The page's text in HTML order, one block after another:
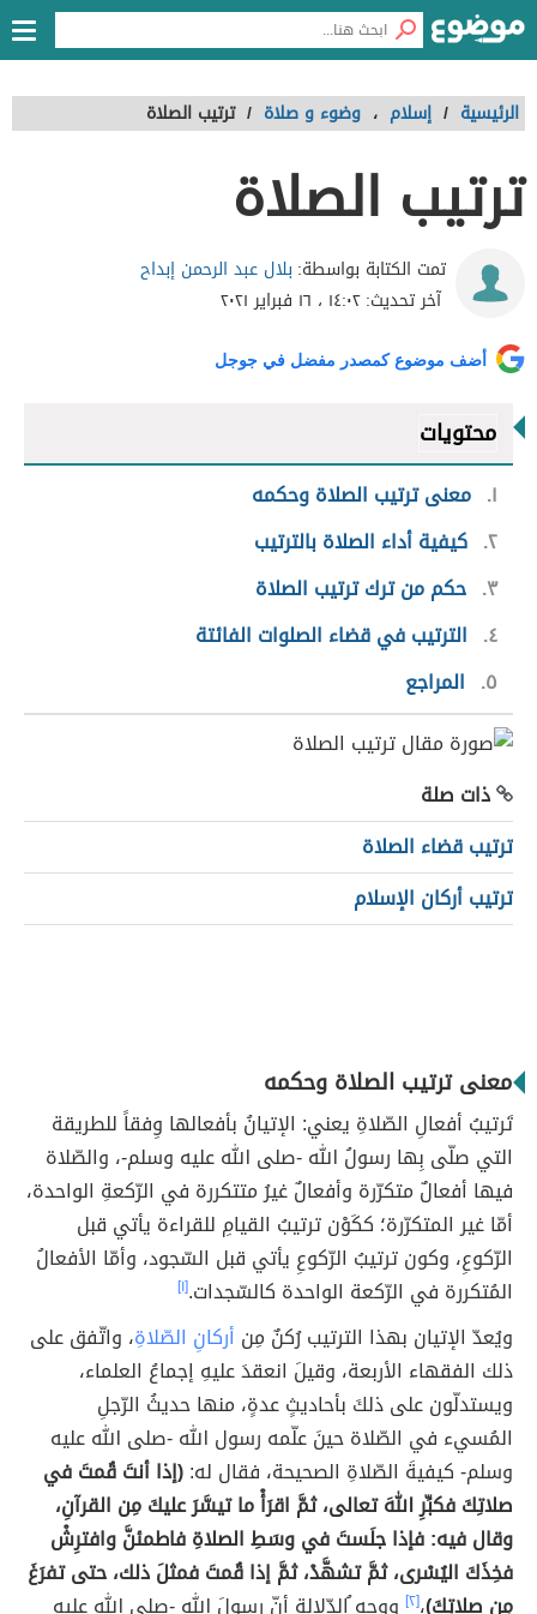
الرئيسية / إسلام ، وضوء و صلاة / ترتيب الصلاة
ترتيب الصلاة
تمت الكتابة بواسطة: بلال عبد الرحمن إبداح
آخر تحديث:١٤:٠٢ ، ١٦ فبراير ٢٠٢١
أضف موضوع كمصدر مفضل في جوجل
محتويات
١ معنى ترتيب الصلاة وحكمه
٢ كيفية أداء الصلاة بالترتيب
٣ حكم من ترك ترتيب الصلاة
٤
الترتيب في قضاء الصلوات الفائتة
٥
المراجع
ذات صلة
ترتيب قضاء الصلاة
ترتيب أركان الإسلام
معنى ترتيب الصلاة وحكمه
تَرتيبُ أفعالِ الصّلاةِ يعني: الإتيانُ بأفعالها وِفقاً للطريقة
التي صلّى بِها رسولُ الله -صلى الله عليه وسلم-، والصّلاة
فيها أفعالٌ متكرّرة وأفعالٌ غيرُ متتكررة في الرّكعةِ الواحدة،
أمّا غير المتكرّرة؛ ككَوْن ترتيبُ القيامِ للقراءة يأتي قبل
الرّكوعِ، وكون ترتيبُ الرّكوعِ يأتي قبل السّجود، وأمّا الأفعالُ
المُتكررة في الرّكعة الواحدة كالسّجدات.[١]
ويُعدّ الإتيان بهذا الترتيب رُكنٌ مِن أركانِ الصّلاةِ، واتّفق على
ذلك الفقهاء الأربعة، وقيلَ انعقدَ عليهِ إجماعُ العلماء،
ويستدلّون على ذلكَ بأحاديثٍ عدةٍ، منها حديثُ الرّجلِ
المُسيء في الصّلاة حينَ علّمه رسول الله -صلى الله عليه
وسلم- كيفيةَ الصّلاةِ الصحيحة، فقال له:(إذا أنتَ قُمتَ في
صلاتِكَ فكبِّرِ اللهَ تعالى، ثمَّ اقرَأْ ما تيسَّرَ عليكَ مِن القرآنِ،
وقال فيه: فإذا جلَستَ في وسَطِ الصلاةِ فاطمئنَّ وافترِشْ
فخِذَكَ اليُسْرى، ثمَّ تشهَّدْ، ثمَّ إذا قُمتَ فمثلَ ذلك، حتى تفرَغَ
مِن صلاتِكَ)،[٢]
ووجه ُالدّلالةِ أنّ رسولَ الله -صلى الله عليه